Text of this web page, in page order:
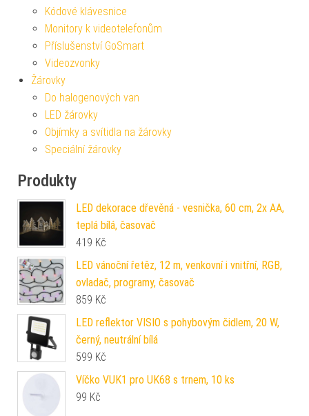
Kódové klávesnice
Monitory k videotelefonům
Příslušenství GoSmart
Videozvonky
Žárovky
Do halogenových van
LED žárovky
Objímky a svítidla na žárovky
Speciální žárovky
Produkty
LED dekorace dřevěná - vesnička, 60 cm, 2x AA,
teplá bílá, časovač
419 Kč
LED vánoční řetěz, 12 m, venkovní i vnitřní, RGB,
ovladač, programy, časovač
859 Kč
LED reflektor VISIO s pohybovým čidlem, 20 W,
černý, neutrální bílá
599 Kč
Víčko VUK1 pro UK68 s trnem, 10 ks
99 Kč